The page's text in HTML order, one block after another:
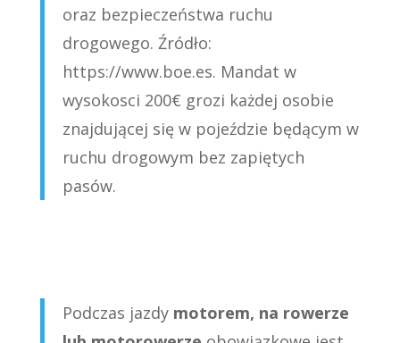
oraz bezpieczeństwa ruchu
drogowego. Źródło:
https://www.boe.es. Mandat w
wysokosci 200€ grozi każdej osobie
znajdującej się w pojeździe będącym w
ruchu drogowym bez zapiętych
pasów.
Podczas jazdy motorem, na rowerze